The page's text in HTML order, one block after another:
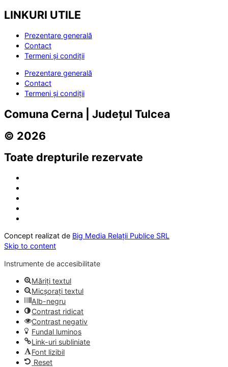
LINKURI UTILE
Prezentare generală
Contact
Termeni și condiții
Prezentare generală
Contact
Termeni și condiții
Comuna Cerna | Județul Tulcea
© 2026
Toate drepturile rezervate
Concept realizat de Big Media Relații Publice SRL
Skip to content
Instrumente de accesibilitate
Măriți textul
Micșorați textul
Alb-negru
Contrast ridicat
Contrast negativ
Fundal luminos
Link-uri subliniate
Font lizibil
Reset